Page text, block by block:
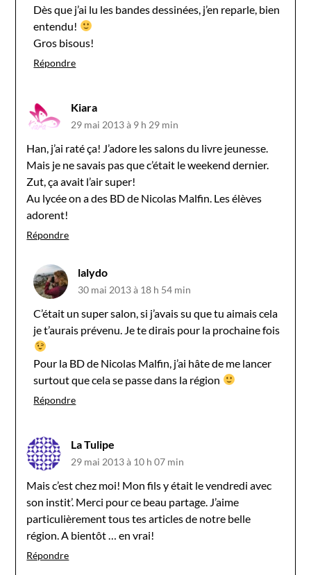
Dès que j’ai lu les bandes dessinées, j’en reparle, bien
entendu!
Gros bisous!
Répondre
Kiara
29 mai 2013 à 9 h 29 min
Han, j’ai raté ça! J’adore les salons du livre jeunesse.
Mais je ne savais pas que c’était le weekend dernier.
Zut, ça avait l’air super!
Au lycée on a des BD de Nicolas Malfin. Les élèves
adorent!
Répondre
lalydo
30 mai 2013 à 18 h 54 min
C’était un super salon, si j’avais su que tu aimais cela
je t’aurais prévenu. Je te dirais pour la prochaine fois
Pour la BD de Nicolas Malfin, j’ai hâte de me lancer
surtout que cela se passe dans la région
Répondre
La Tulipe
29 mai 2013 à 10 h 07 min
Mais c’est chez moi! Mon fils y était le vendredi avec
son instit’. Merci pour ce beau partage. J’aime
particulièrement tous tes articles de notre belle
région. A bientôt … en vrai!
Répondre